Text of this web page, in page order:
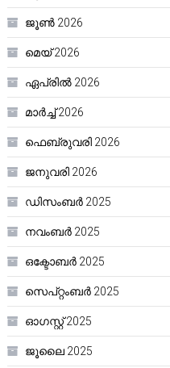
ജൂൺ 2026
മെയ്‌ 2026
ഏപ്രിൽ 2026
മാർച്ച്‌ 2026
ഫെബ്രുവരി 2026
ജനുവരി 2026
ഡിസംബർ 2025
നവംബർ 2025
ഒക്ടോബർ 2025
സെപ്റ്റംബർ 2025
ഓഗസ്റ്റ്‌ 2025
ജൂലൈ 2025